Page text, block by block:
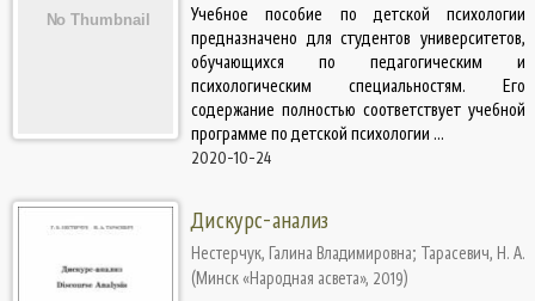
Учебное пособие по детской психологии
предназначено для студентов университетов,
обучающихся по педагогическим и
психологическим специальностям. Его
содержание полностью соответствует учебной
программе по детской психологии ...
2020-10-24
Дискурс-анализ
Нестерчук, Галина Владимировна; Тарасевич, Н. А.
(Минск «Народная асвета», 2019)